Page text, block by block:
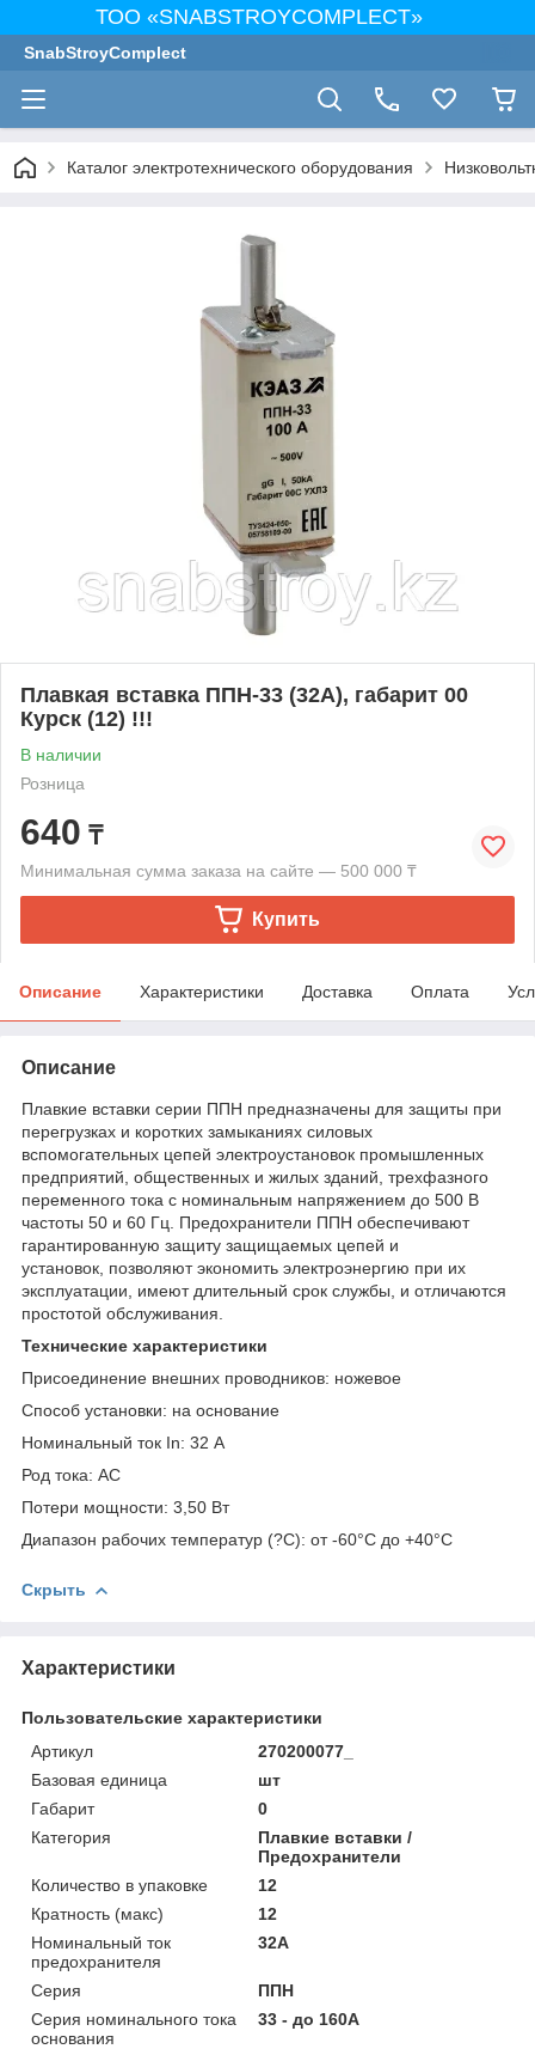
ТОО «SNABSTROYCOMPLECT»
SnabStroyComplect
Каталог электротехнического оборудования
Плавкая вставка ППН-33 (32А), габарит 00
Курск (12) !!!
В наличии
Розница
640 ₸
Минимальная сумма заказа на сайте — 500 000 ₸
Купить
Описание Характеристики Доставка Оплата
Описание
Плавкие вставки серии ППН предназначены для защиты при
перегрузках и коротких замыканиях силовых
вспомогательных цепей электроустановок промышленных
предприятий, общественных и жилых зданий, трехфазного
переменного тока с номинальным напряжением до 500 В
частоты 50 и 60 Гц. Предохранители ППН обеспечивают
гарантированную защиту защищаемых цепей и
установок, позволяют экономить электроэнергию при их
эксплуатации, имеют длительный срок службы, и отличаются
простотой обслуживания.
Технические характеристики
Присоединение внешних проводников: ножевое
Способ установки: на основание
Номинальный ток In: 32 А
Род тока: AC
Потери мощности: 3,50 Вт
Диапазон рабочих температур (?С): от -60°С до +40°С
Скрыть
Характеристики
Пользовательские характеристики
Артикул
270200077_
Базовая единица
шт
Габарит
0
Категория
Плавкие вставки /
Предохранители
Количество в упаковке
12
Кратность (макс)
12
Номинальный ток
предохранителя
32А
Серия
ППН
Серия номинального тока
основания
33 - до 160А